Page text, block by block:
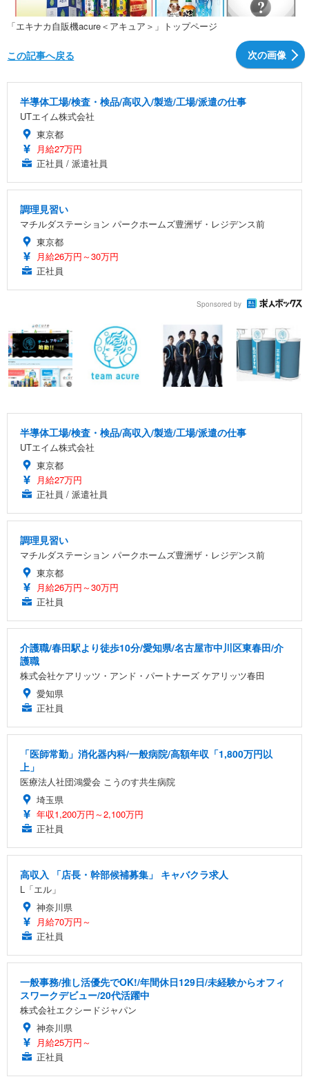
「エキナカ自販機acure＜アキュア＞」トップページ
次の画像
この記事へ戻る
半導体工場/検査・検品/高収入/製造/工場/派遣の仕事
UTエイム株式会社
東京都
月給27万円
正社員 / 派遣社員
調理見習い
マチルダステーション パークホームズ豊洲ザ・レジデンス前
東京都
月給26万円～30万円
正社員
Sponsored by
半導体工場/検査・検品/高収入/製造/工場/派遣の仕事
UTエイム株式会社
東京都
月給27万円
正社員 / 派遣社員
調理見習い
マチルダステーション パークホームズ豊洲ザ・レジデンス前
東京都
月給26万円～30万円
正社員
介護職/春田駅より徒歩10分/愛知県/名古屋市中川区東春田/介
護職
株式会社ケアリッツ・アンド・パートナーズ ケアリッツ春田
愛知県
正社員
「医師常勤」消化器内科/一般病院/高額年収「1,800万円以
上」
医療法人社団鴻愛会 こうのす共生病院
埼玉県
年収1,200万円～2,100万円
正社員
高収入 「店長・幹部候補募集」 キャバクラ求人
L「エル」
神奈川県
月給70万円～
正社員
一般事務/推し活優先でOK!/年間休日129日/未経験からオフィ
スワークデビュー/20代活躍中
株式会社エクシードジャパン
神奈川県
月給25万円～
正社員